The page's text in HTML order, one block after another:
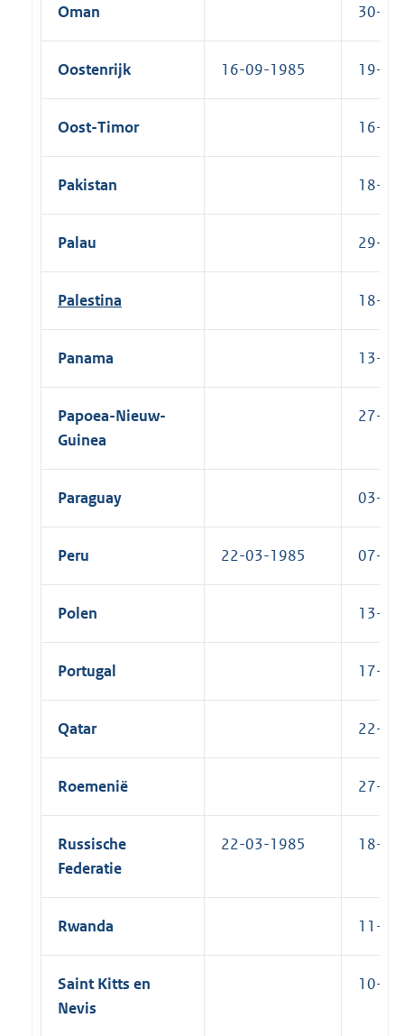
Oman 30-
Oostenrijk 16-09-1985 19-
Oost-Timor 16-
Pakistan 18-
Palau 29-
Palestina 18-
Panama 13-
Papoea-Nieuw-
Guinea
27-
Paraguay 03-
Peru 22-03-1985 07-
Polen 13-
Portugal 17-
Qatar 22-
Roemenië 27-
Russische
Federatie
22-03-1985 18-
Rwanda 11-
Saint Kitts en
Nevis
10-